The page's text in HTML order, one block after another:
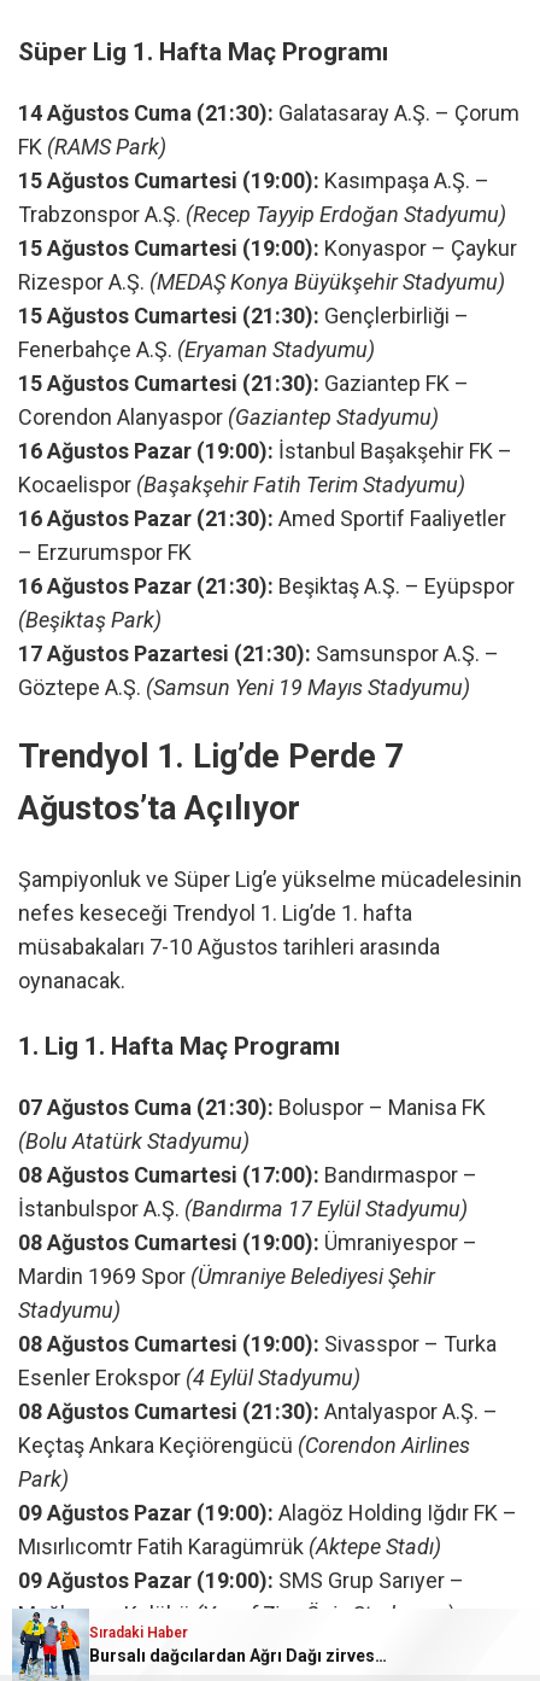
Süper Lig 1. Hafta Maç Programı
14 Ağustos Cuma (21:30): Galatasaray A.Ş. – Çorum
FK (RAMS Park)
15 Ağustos Cumartesi (19:00): Kasımpaşa A.Ş. –
Trabzonspor A.Ş. (Recep Tayyip Erdoğan Stadyumu)
15 Ağustos Cumartesi (19:00): Konyaspor – Çaykur
Rizespor A.Ş. (MEDAŞ Konya Büyükşehir Stadyumu)
15 Ağustos Cumartesi (21:30): Gençlerbirliği –
Fenerbahçe A.Ş. (Eryaman Stadyumu)
15 Ağustos Cumartesi (21:30): Gaziantep FK –
Corendon Alanyaspor (Gaziantep Stadyumu)
16 Ağustos Pazar (19:00): İstanbul Başakşehir FK –
Kocaelispor (Başakşehir Fatih Terim Stadyumu)
16 Ağustos Pazar (21:30): Amed Sportif Faaliyetler
– Erzurumspor FK
16 Ağustos Pazar (21:30):
(Beşiktaş Park)
17 Ağustos Pazartesi (21:30): Samsunspor A.Ş. –
Göztepe A.Ş. (Samsun Yeni 19 Mayıs Stadyumu)
Trendyol 1. Lig’de Perde 7
Ağustos’ta Açılıyor
Şampiyonluk ve Süper Lig’e yükselme mücadelesinin
nefes keseceği Trendyol 1. Lig’de 1. hafta
müsabakaları 7-10 Ağustos tarihleri arasında
oynanacak.
1. Lig 1. Hafta Maç Programı
07 Ağustos Cuma (21:30):
(Bolu Atatürk Stadyumu)
08 Ağustos Cumartesi (17:00): Bandırmaspor –
İstanbulspor A.Ş. (Bandırma 17 Eylül Stadyumu)
08 Ağustos Cumartesi (19:00): Ümraniyespor –
Mardin 1969 Spor (Ümraniye Belediyesi Şehir
Stadyumu)
08 Ağustos Cumartesi (19:00): Sivasspor – Turka
Esenler Erokspor (4 Eylül Stadyumu)
08 Ağustos Cumartesi (21:30): Antalyaspor A.Ş. –
Keçtaş Ankara Keçiörengücü (Corendon Airlines
Park)
09 Ağustos Pazar (19:00): Alagöz Holding Iğdır FK –
Mısırlıcomtr Fatih Karagümrük (Aktepe Stadı)
09 Ağustos Pazar (19:00): SMS Grup Sarıyer –
Muğlaspor Kulübü (Yusuf Ziya Öniş Stadyumu)
09 Ağustos Pazar (21:30):Vanspor FK –
Sıradaki Haber
Bursalı dağcılardan Ağrı Dağı zirvesinde Bursaspor